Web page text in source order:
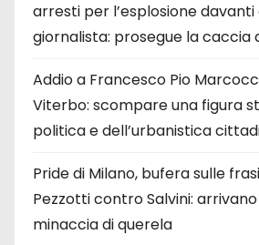
arresti per l’esplosione
giornalista: prosegue la caccia
Addio a Francesco Pio
Viterbo: scompare una figura
politica e dell’urbanistica
Pride di Milano, bufera sulle
Pezzotti contro Salvini:
minaccia di querela